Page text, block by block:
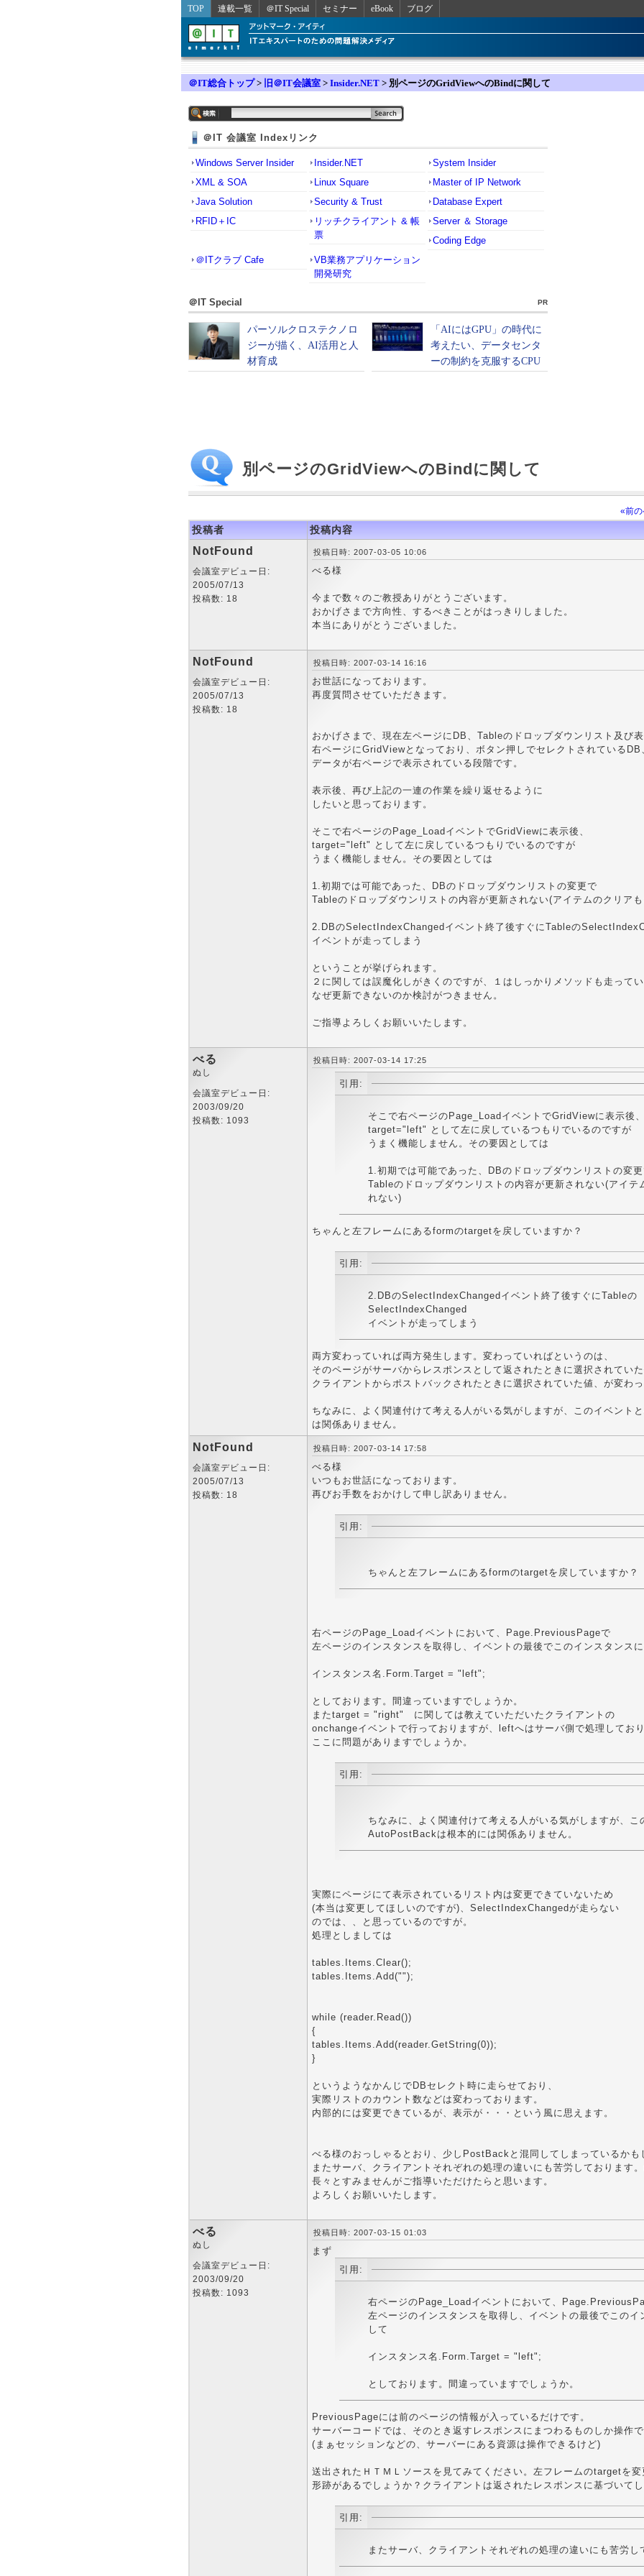
TOP 連載一覧 ＠IT Special セミナー eBook ブログ
＠IT総合トップ> 旧＠IT会議室 > Insider.NET > 別ページのGridViewへのBindに関して
＠IT 会議室 Indexリンク
Windows Server Insider Insider.NET
System Insider
XML & SOA
Linux Square
Master of IP Network
Java Solution
Security & Trust
Database Expert
RFID＋IC
リッチクライアント & 帳
票
Server ＆ Storage
Coding Edge
＠ITクラブ Cafe
VB業務アプリケーション
開発研究
＠IT Special PR
別ページのGridViewへのBindに関して
«前
投稿者 投稿内容
NotFound
会議室デビュー日:
2005/07/13
投稿数: 18
投稿日時: 2007-03-05 10:06
べる様
今まで数々のご教授ありがとうございます。
おかげさまで方向性、するべきことがはっきりしました。
本当にありがとうございました。
NotFound
会議室デビュー日:
2005/07/13
投稿数: 18
投稿日時: 2007-03-14 16:16
お世話になっております。
再度質問させていただきます。
おかげさまで、現在左ページにDB、Tableのドロップダウンリスト及び表
右ページにGridViewとなっており、ボタン押しでセレクトされているDB
データが右ページで表示されている段階です。
表示後、再び上記の一連の作業を繰り返せるように
したいと思っております。
そこで右ページのPage_LoadイベントでGridViewに表示後、
target="left" として左に戻しているつもりでいるのですが
うまく機能しません。その要因としては
1.初期では可能であった、DBのドロップダウンリストの変更で
Tableのドロップダウンリストの内容が更新されない(アイテムのクリア
2.DBのSelectIndexChangedイベント終了後すぐにTableの
イベントが走ってしまう
ということが挙げられます。
２に関しては誤魔化しがきくのですが、１はしっかりメソッドも走って
なぜ更新できないのか検討がつきません。
ご指導よろしくお願いいたします。
べる
ぬし
会議室デビュー日:
2003/09/20
投稿数: 1093
投稿日時: 2007-03-14 17:25
引用:
そこで右ページのPage_LoadイベントでGridViewに表示後、
target="left" として左に戻しているつもりでいるのですが
うまく機能しません。その要因としては
1.初期では可能であった、DBのドロップダウンリストの変
Tableのドロップダウンリストの内容が更新されない(アイテ
れない)
ちゃんと左フレームにあるformのtargetを戻していますか？
引用:
2.DBのSelectIndexChangedイベント終了後すぐにTableの
SelectIndexChanged
イベントが走ってしまう
両方変わっていれば両方発生します。変わっていればというのは、
そのページがサーバからレスポンスとして返されたときに選択されていた
クライアントからポストバックされたときに選択されていた値、が変わっ
ちなみに、よく関連付けて考える人がいる気がしますが、このイベント
は関係ありません。
NotFound
会議室デビュー日:
2005/07/13
投稿数: 18
投稿日時: 2007-03-14 17:58
べる様
いつもお世話になっております。
再びお手数をおかけして申し訳ありません。
引用:
ちゃんと左フレームにあるformのtargetを戻していますか？
右ページのPage_Loadイベントにおいて、Page.PreviousPageで
左ページのインスタンスを取得し、イベントの最後でこのインスタンス
インスタンス名.Form.Target = "left";
としております。間違っていますでしょうか。
またtarget = "right" に関しては教えていただいたクライアントの
onchangeイベントで行っておりますが、leftへはサーバ側で処理しており
ここに問題がありますでしょうか。
引用:
ちなみに、よく関連付けて考える人がいる気がしますが、こ
AutoPostBackは根本的には関係ありません。
実際にページにて表示されているリスト内は変更できていないため
(本当は変更してほしいのですが)、SelectIndexChangedが走らない
のでは、、と思っているのですが。
処理としましては
tables.Items.Clear();
tables.Items.Add("");
while (reader.Read())
{
tables.Items.Add(reader.GetString(0));
}
というようなかんじでDBセレクト時に走らせており、
実際リストのカウント数などは変わっております。
内部的には変更できているが、表示が・・・という風に思えます。
べる様のおっしゃるとおり、少しPostBackと混同してしまっているかも
またサーバ、クライアントそれぞれの処理の違いにも苦労しております
長々とすみませんがご指導いただけたらと思います。
よろしくお願いいたします。
べる
ぬし
会議室デビュー日:
2003/09/20
投稿数: 1093
投稿日時: 2007-03-15 01:03
まず
引用:
右ページのPage_Loadイベントにおいて、
左ページのインスタンスを取得し、イベントの最後でこのイ
して
インスタンス名.Form.Target = "left";
としております。間違っていますでしょうか。
PreviousPageには前のページの情報が入っているだけです。
サーバーコードでは、そのとき返すレスポンスにまつわるものしか操作で
(まぁセッションなどの、サーバーにある資源は操作できるけど)
送出されたＨＴＭＬソースを見てみてください。左フレームのtargetを変
形跡があるでしょうか？クライアントは返されたレスポンスに基づいてし
引用:
またサーバ、クライアントそれぞれの処理の違いにも苦労し